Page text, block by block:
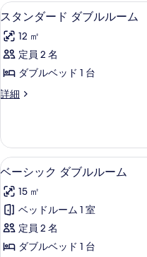
ス
タ
ン
ダ
ド
ブ
ル
ル
ー
ム
の
す
20
スタンダード ダブルルーム
12 ㎡
定員 2 名
ダブルベッド 1 台
詳細
ス
ー
ド
ダ
ル
ル
ー
ム
の
ベ
ー
シ
ッ
ク
5
ベーシック ダブルルーム
15 ㎡
ベッドルーム 1 室
定員 2 名
ダブルベッド 1 台